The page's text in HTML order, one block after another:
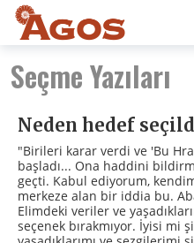
Seçme Yazıları
Neden hedef
"Birileri karar verdi ve 'Bu
başladı... Ona haddini
geçti. Kabul ediyorum,
merkeze alan bir iddia bu.
Elimdeki veriler ve
seçenek bırakmıyor. İyisi mi